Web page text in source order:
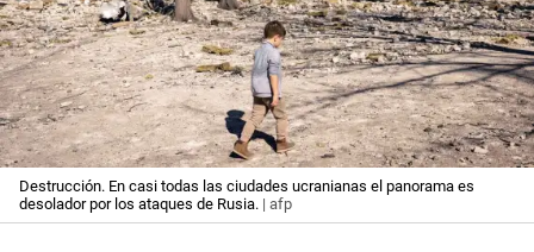
Destrucción. En casi todas las ciudades ucranianas el panorama es
desolador por los ataques de Rusia. | afp